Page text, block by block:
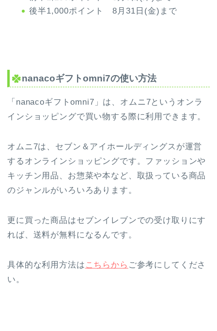
後半1,000ポイント 8月31日(金)まで
nanacoギフトomni7の使い方法
「nanacoギフトomni7」は、オムニ7というオンラ
インショッピングで買い物する際に利用できます。
オムニ7は、セブン＆アイホールディングスが運営
するオンラインショッピングです。ファッションや
キッチン用品、お惣菜や本など、取扱っている商品
のジャンルがいろいろあります。
更に買った商品はセブンイレブンでの受け取りにす
れば、送料が無料になるんです。
具体的な利用方法は こちらから ご参考にしてくださ
い。